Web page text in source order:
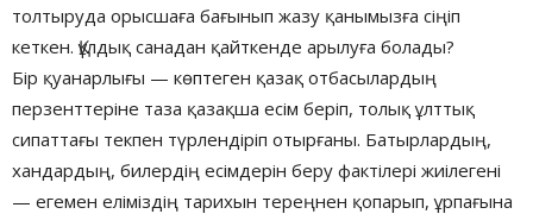
толтыруда орысшаға бағынып жазу қанымызға сіңіп
кеткен. Құлдық санадан қайткенде арылуға болады?
Бір қуанарлығы — көптеген қазақ отбасылардың
перзенттеріне таза қазақша есім беріп, толық ұлттық
сипаттағы текпен түрлендіріп отырғаны. Батырлардың,
хандардың, билердің есімдерін беру фактілері жиілегені
— егемен еліміздің тарихын тереңнен қопарып, ұрпағына